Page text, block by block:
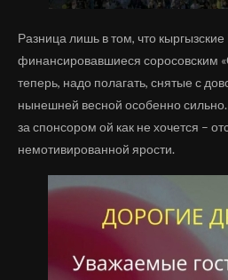
Разница лишь в том, что
финансировавшиеся соросовским
теперь, надо полагать, снятые с
нынешней весной особенно
за спонсором ой как не хочется –
немотивированной ярости.